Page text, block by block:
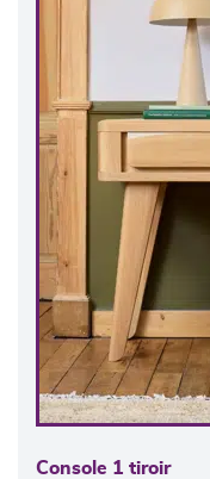
Console 1 tiroir